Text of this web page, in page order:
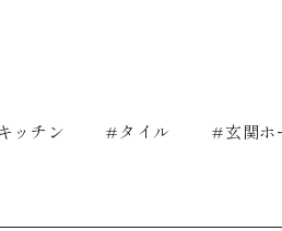
キッチン タイル 玄関ホ